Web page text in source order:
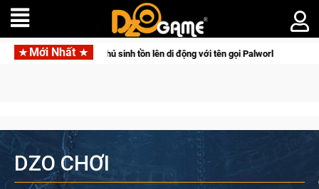
Mới Nhất
bom tấn săn thú sinh tồn lên di động với tên gọi Palworld Online
DZO CHƠI